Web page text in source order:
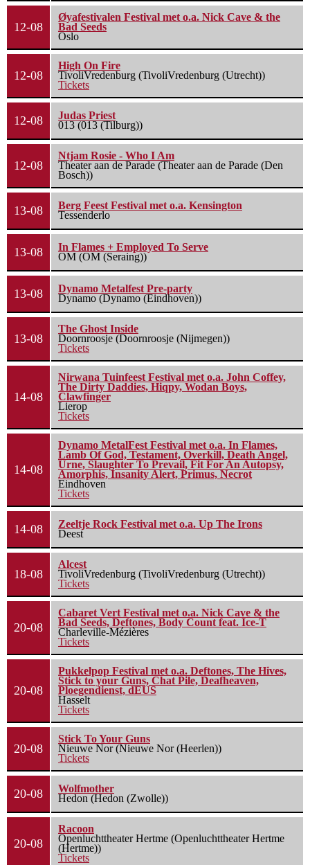
12-08
Øyafestivalen Festival met o.a. Nick Cave & the
Bad Seeds
Oslo
12-08
High On Fire
TivoliVredenburg (TivoliVredenburg (Utrecht))
Tickets
12-08
Judas Priest
013 (013 (Tilburg))
12-08
Ntjam Rosie - Who I Am
Theater aan de Parade (Theater aan de Parade (Den
Bosch))
13-08
Berg Feest Festival met o.a. Kensington
Tessenderlo
13-08
In Flames + Employed To Serve
OM (OM (Seraing))
13-08
Dynamo Metalfest Pre-party
Dynamo (Dynamo (Eindhoven))
13-08
The Ghost Inside
Doornroosje (Doornroosje (Nijmegen))
Tickets
14-08
Nirwana Tuinfeest Festival met o.a. John Coffey,
The Dirty Daddies, Hiqpy, Wodan Boys,
Clawfinger
Lierop
Tickets
14-08
Dynamo MetalFest Festival met o.a. In Flames,
Lamb Of God, Testament, Overkill, Death Angel,
Urne, Slaughter To Prevail, Fit For An Autopsy,
Amorphis, Insanity Alert, Primus, Necrot
Eindhoven
Tickets
14-08
Zeeltje Rock Festival met o.a. Up The Irons
Deest
18-08
Alcest
TivoliVredenburg (TivoliVredenburg (Utrecht))
Tickets
20-08
Cabaret Vert Festival met o.a. Nick Cave & the
Bad Seeds, Deftones, Body Count feat. Ice-T
Charleville-Mézières
Tickets
20-08
Pukkelpop Festival met o.a. Deftones, The Hives,
Stick to your Guns, Chat Pile, Deafheaven,
Ploegendienst, dEUS
Hasselt
Tickets
20-08
Stick To Your Guns
Nieuwe Nor (Nieuwe Nor (Heerlen))
Tickets
20-08
Wolfmother
Hedon (Hedon (Zwolle))
20-08
Racoon
Openluchttheater Hertme (Openluchttheater Hertme
(Hertme))
Tickets